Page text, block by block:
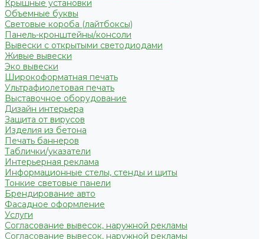
Крышные установки
Объемные буквы
Световые короба (лайтбоксы)
Панель-кронштейны/консоли
Вывески с открытыми светодиодами
Живые вывески
Эко вывески
Широкоформатная печать
Ультрафиолетовая печать
Выставочное оборудование
Дизайн интерьера
Защита от вирусов
Изделия из бетона
Печать баннеров
Таблички/указатели
Интерьерная реклама
Информационные стелы, стенды и щиты
Тонкие световые панели
Брендирование авто
Фасадное оформление
Услуги
Согласование вывесок, наружной рекламы
Согласование вывесок, наружной рекламы